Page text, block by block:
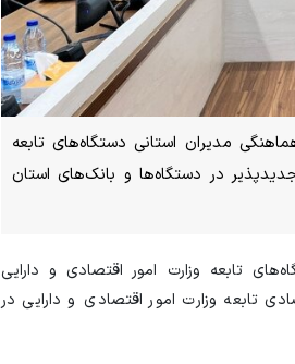
مدیران استانی دستگاه‌های تابعه
در دستگاه‌ها و بانک‌های استان
تابعه وزارت امور اقتصادی و دارایی
تابعه وزارت امور اقتصادی و دارایی در